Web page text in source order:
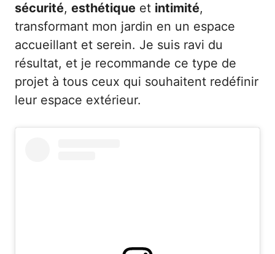
sécurité, esthétique et intimité,
transformant mon jardin en un espace
accueillant et serein. Je suis ravi du
résultat, et je recommande ce type de
projet à tous ceux qui souhaitent redéfinir
leur espace extérieur.